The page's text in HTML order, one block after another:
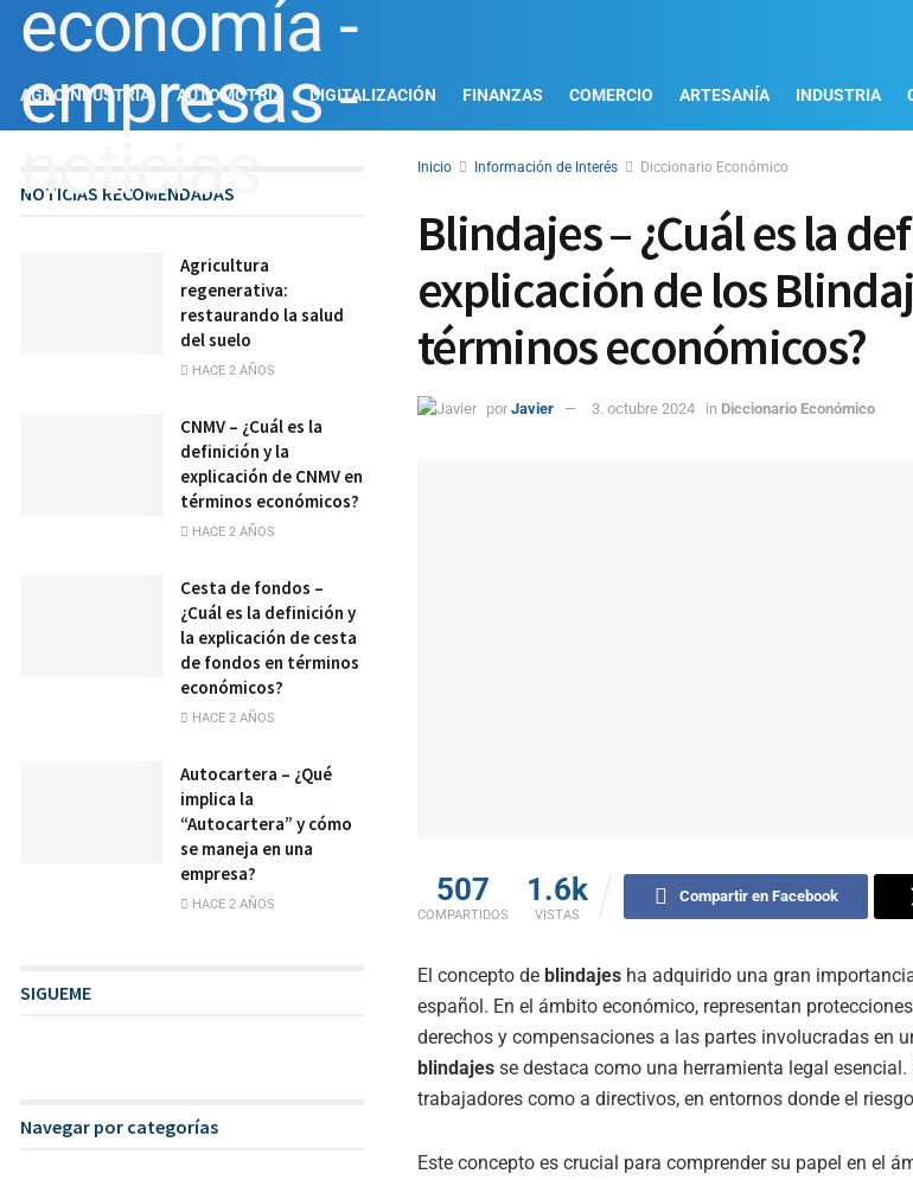
AGROINDUSTRIA AUTOMOTRIZ DIGITALIZACIÓN FINANZAS COMERCIO ARTESANÍA INDUSTRIA
Inicio Información de Interés Diccionario Económico
Blindajes – ¿Cuál es la
explicación de los
términos económicos?
por Javier 3. octubre 2024 in Diccionario Económico
507
COMPARTIDOS
1.6k
VISTAS
Compartir en Facebook
El concepto de blindajes ha adquirido una gran
español. En el ámbito económico, representan
derechos y compensaciones a las partes involucradas en
blindajes se destaca como una herramienta legal
trabajadores como a directivos, en entornos donde el
Este concepto es crucial para comprender su papel en el
NOTICIAS RECOMENDADAS
Agricultura
regenerativa:
restaurando la salud
del suelo
HACE 2 AÑOS
CNMV – ¿Cuál es la
definición y la
explicación de CNMV en
términos económicos?
HACE 2 AÑOS
Cesta de fondos –
¿Cuál es la definición y
la explicación de cesta
de fondos en términos
económicos?
HACE 2 AÑOS
Autocartera – ¿Qué
implica la
“Autocartera” y cómo
se maneja en una
empresa?
HACE 2 AÑOS
SIGUEME
Navegar por categorías